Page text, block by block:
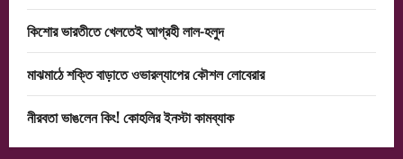
কিশোর ভারতীতে খেলতেই আগ্রহী লাল-হলুদ
মাঝমাঠে শক্তি বাড়াতে ওভারল্যাপের কৌশল লোবেরার
নীরবতা ভাঙলেন কিং! কোহলির ইনস্টা কামব্যাক